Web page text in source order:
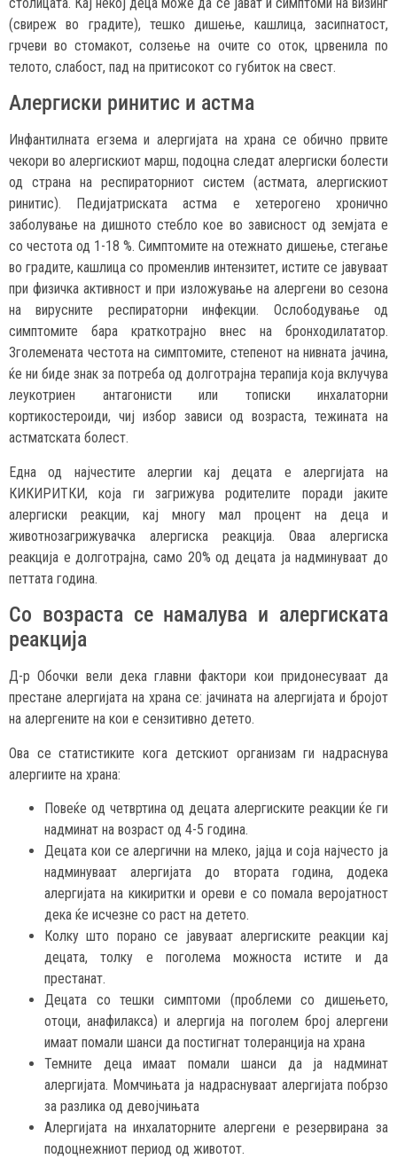
(свиреж во градите), тешко дишење, кашлица, засипнатост,
грчеви во стомакот, солзење на очите со оток, црвенила по
телото, слабост, пад на притисокот со губиток на свест.
Алергиски ринитис и астма
Инфантилната егзема и алергијата на храна се обично првите
чекори во алергискиот марш, подоцна следат алергиски болести
од страна на респираторниот систем (астмата, алергискиот
ринитис). Педијатриската астма е хетерогено хронично
заболување на дишното стебло кое во зависност од земјата е
со честота од 1-18 %. Симптомите на отежнато дишење, стегање
во градите, кашлица со променлив интензитет, истите се јавуваат
при физичка активност и при изложување на алергени во сезона
на вирусните респираторни инфекции. Ослободување од
симптомите бара краткотрајно внес на бронходилататор.
Зголемената честота на симптомите, степенот на нивната јачина,
ќе ни биде знак за потреба од долготрајна терапија која вклучува
леукотриен антагонисти или тописки инхалаторни
кортикостероиди, чиј избор зависи од возраста, тежината на
астматската болест.
Една од најчестите алергии кај децата е алергијата на
КИКИРИТКИ, која ги загрижува родителите поради јаките
алергиски реакции, кај многу мал процент на деца и
животнозагрижувачка алергиска реакција. Оваа алергиска
реакција е долготрајна, само 20% од децата ја надминуваат до
петтата година.
Со возраста се намалува и алергиската
реакција
Д-р Обочки вели дека главни фактори кои придонесуваат да
престане алергијата на храна се: јачината на алергијата и бројот
на алергените на кои е сензитивно детето.
Ова се статистиките кога детскиот организам ги надраснува
алергиите на храна:
Повеќе од четвртина од децата алергиските реакции ќе ги
надминат на возраст од 4-5 година.
Децата кои се алергични на млеко, јајца и соја најчесто ја
надминуваат алергијата до втората година, додека
алергијата на кикиритки и ореви е со помала веројатност
дека ќе исчезне со раст на детето.
Колку што порано се јавуваат алергиските реакции кај
децата, толку е поголема можноста истите и да
престанат.
Децата со тешки симптоми (проблеми со дишењето,
отоци, анафилакса) и алергија на поголем број алергени
имаат помали шанси да постигнат толеранција на храна
Темните деца имаат помали шанси да ја надминат
алергијата. Момчињата ја надраснуваат алергијата побрзо
за разлика од девојчињата
Алергијата на инхалаторните алергени е резервирана за
подоцнежниот период од животот.